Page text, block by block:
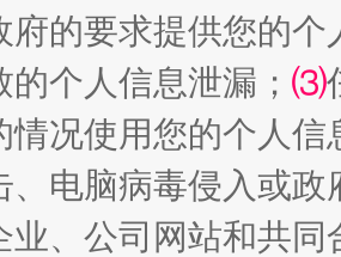
来了！等你上场
府的要求提供您的个
个人信息泄漏； ⑶
情况使用您的个人
、电脑病毒侵入或
业、公司网站和共